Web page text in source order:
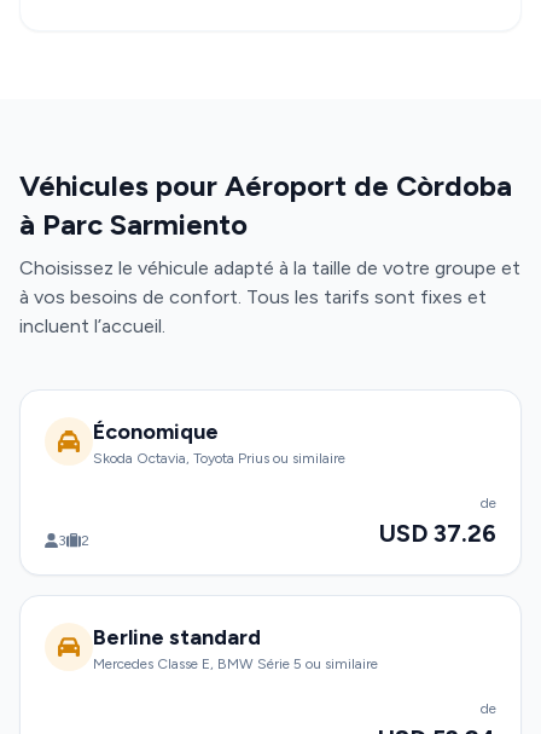
Véhicules pour Aéroport de Còrdoba
à Parc Sarmiento
Choisissez le véhicule adapté à la taille de votre groupe et
à vos besoins de confort. Tous les tarifs sont fixes et
incluent l’accueil.
Économique
Skoda Octavia, Toyota Prius ou similaire
3 2
de
USD 37.26
Berline standard
Mercedes Classe E, BMW Série 5 ou similaire
de